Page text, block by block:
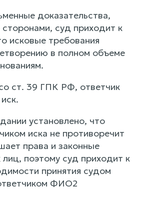
доказательства,
суд приходит к
исковые требования
в полном объеме
ст. 39 ГПК РФ, ответчик
установлено, что
иска не противоречит
права и законные
лиц, поэтому суд приходит к
принятия судом
ФИО2